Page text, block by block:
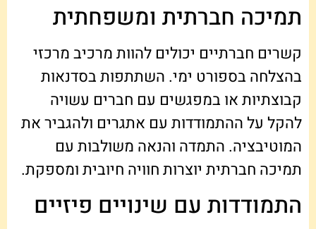
תמיכה חברתית ומשפחתית
קשרים חברתיים יכולים להוות מרכיב מרכזי
בהצלחה בספורט ימי. השתתפות בסדנאות
קבוצתיות או במפגשים עם חברים עשויה
להקל על ההתמודדות עם אתגרים ולהגביר את
המוטיבציה. התמדה והנאה משולבות עם
תמיכה חברתית יוצרות חוויה חיובית ומספקת.
התמודדות עם שינויים פיזיים